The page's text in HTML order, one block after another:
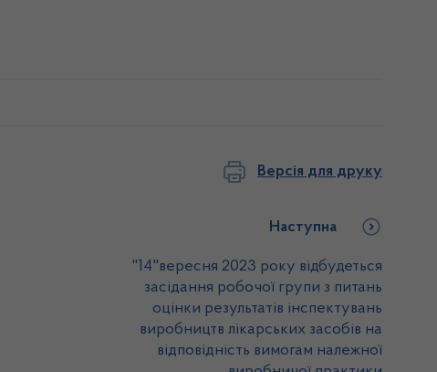
Версія для друку
Наступна
"14"вересня 2023 року відбудеться
засідання робочої групи з питань
оцінки результатів інспектувань
виробництв лікарських засобів на
відповідність вимогам належної